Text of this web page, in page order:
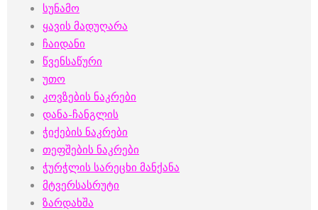
სუნამო
ყავის მადუღარა
ჩაიდანი
წვენსაწური
უთო
კოვზების ნაკრები
დანა-ჩანგლის
ჭიქების ნაკრები
თეფშების ნაკრები
ჭურჭლის სარეცხი მანქანა
მტვერსასრუტი
ზარდახშა